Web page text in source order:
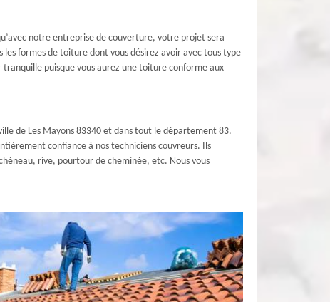
notre entreprise de couverture, votre projet sera
formes de toiture dont vous désirez avoir avec tous type
puisque vous aurez une toiture conforme aux
de Les Mayons 83340 et dans tout le département 83.
confiance à nos techniciens couvreurs. Ils
rive, pourtour de cheminée, etc. Nous vous